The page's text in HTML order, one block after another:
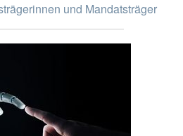
und Mandatsträger